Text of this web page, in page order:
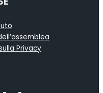
Privacy